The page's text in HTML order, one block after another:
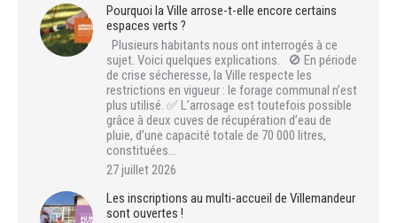
Pourquoi la Ville arrose-t-elle encore certains
espaces verts ?
Plusieurs habitants nous ont interrogés à ce
sujet. Voici quelques explications. 🚫 En période
de crise sécheresse, la Ville respecte les
restrictions en vigueur : le forage communal n’est
plus utilisé. ✅ L’arrosage est toutefois possible
grâce à deux cuves de récupération d’eau de
pluie, d’une capacité totale de 70 000 litres,
constituées…
27 juillet 2026
Les inscriptions au multi-accueil de Villemandeur
sont ouvertes !